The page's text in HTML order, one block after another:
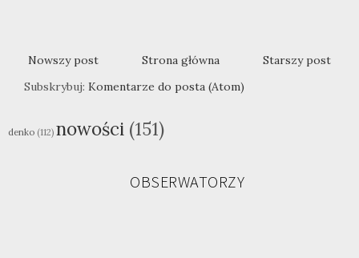
Nowszy post Starszy post
Strona główna
Subskrybuj: Komentarze do posta (Atom)
denko (112) nowości (151)
OBSERWATORZY